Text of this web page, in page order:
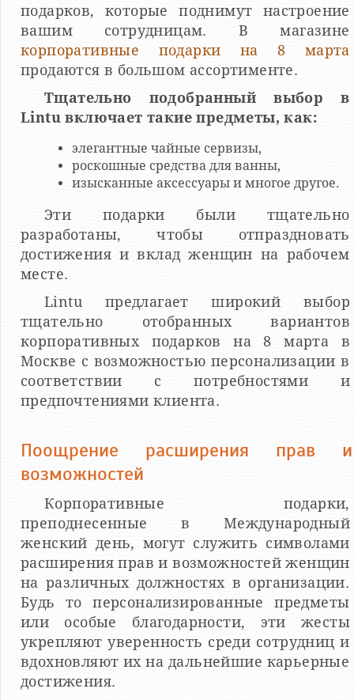
подарков, которые поднимут настроение
вашим сотрудницам. В магазине
корпоративные подарки на 8 марта
продаются в большом ассортименте.
Тщательно подобранный выбор в
Lintu включает такие предметы, как:
элегантные чайные сервизы,
роскошные средства для ванны,
изысканные аксессуары и многое другое.
Эти подарки были тщательно
разработаны, чтобы отпраздновать
достижения и вклад женщин на рабочем
месте.
Lintu предлагает широкий выбор
тщательно отобранных вариантов
корпоративных подарков на 8 марта в
Москве с возможностью персонализации в
соответствии с потребностями и
предпочтениями клиента.
Поощрение расширения прав и
возможностей
Корпоративные подарки,
преподнесенные в Международный
женский день, могут служить символами
расширения прав и возможностей женщин
на различных должностях в организации.
Будь то персонализированные предметы
или особые благодарности, эти жесты
укрепляют уверенность среди сотрудниц и
вдохновляют их на дальнейшие карьерные
достижения.